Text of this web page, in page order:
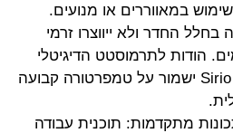
במאווררים או מנועים.
החדר ולא ייווצרו זרמי
הודות לתרמוסטט הדיגיטלי
המשולב רדיאטור חימום Sirio ישמור על טמפרטורה קבועה
מתקדמות: תוכנית עבודה